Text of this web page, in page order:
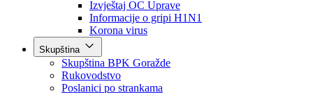
Obavještenja Vlade
Izvještajno prognozna služba Ministarstva privrede
Izvještaj o radu
Izvještaj OC Uprave
Informacije o gripi H1N1
Korona virus
Skupština